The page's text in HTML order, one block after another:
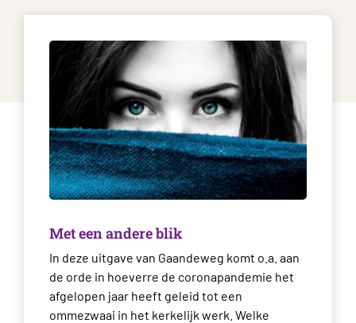
Met een andere blik
In deze uitgave van Gaandeweg komt o.a. aan
de orde in hoeverre de coronapandemie het
afgelopen jaar heeft geleid tot een
ommezwaai in het kerkelijk werk. Welke